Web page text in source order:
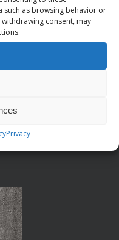
such as browsing behavior or
consent, may
Privacy